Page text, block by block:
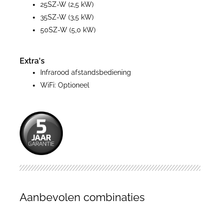
25SZ-W (2,5 kW)
35SZ-W (3,5 kW)
50SZ-W (5,0 kW)
Extra's
Infrarood afstandsbediening
WiFi: Optioneel
Aanbevolen combinaties